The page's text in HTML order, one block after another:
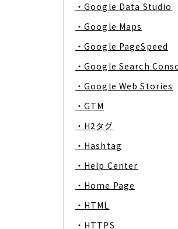
・Google Data Studio
・Google Maps
・Google PageSpeed
・Google Search
・Google Web Stories
・GTM
・H2タグ
・Hashtag
・Help Center
・Home Page
・HTML
・HTTPS